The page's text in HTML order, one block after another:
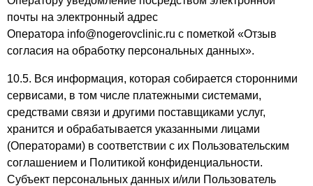
почты на электронный адрес
Оператора info@nogerovclinic.ru с пометкой «Отзыв
согласия на обработку персональных данных».
10.5. Вся информация, которая собирается сторонними
сервисами, в том числе платежными системами,
средствами связи и другими поставщиками услуг,
хранится и обрабатывается указанными лицами
(Операторами) в соответствии с их Пользовательским
соглашением и Политикой конфиденциальности.
Субъект персональных данных и/или Пользователь